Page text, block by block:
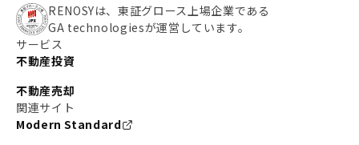
RENOSYは、東証グロース上場企業である
GA technologiesが運営しています。
サービス
不動産投資
不動産売却
関連サイト
Modern Standard